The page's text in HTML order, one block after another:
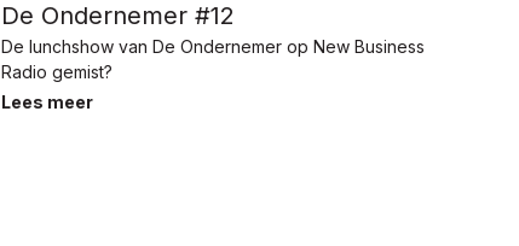
De Ondernemer #12
De lunchshow van De Ondernemer op New Business
Radio gemist?
Lees meer